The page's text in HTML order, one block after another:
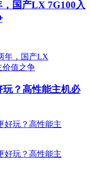
国产LX 7G100入
？高性能主机必